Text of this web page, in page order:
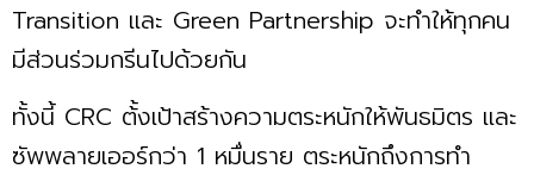
Transition และ Green Partnership จะทำให้ทุกคน
มีส่วนร่วมกรีนไปด้วยกัน
ทั้งนี้ CRC ต้้งเป้าสร้างความตระหนักให้พันธมิตร และ
ซัพพลายเออร์กว่า 1 หมื่นราย ตระหนักถึงการทำ